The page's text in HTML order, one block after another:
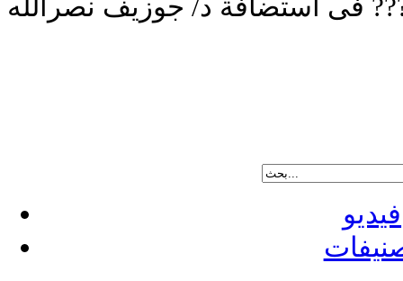
فى استضافة د/ جوزيف نصرالله
فيديو